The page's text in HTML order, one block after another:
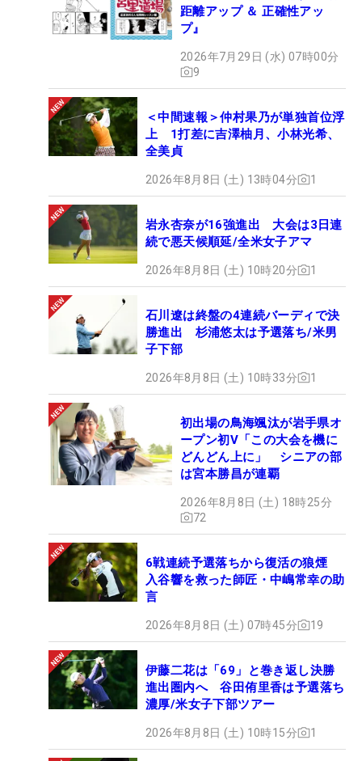
距離アップ ＆ 正確性アッ
プ』
2026年7月29日 (水) 07時00分
9
＜中間速報＞仲村果乃が単独首位浮
上 1打差に吉澤柚月、小林光希、
全美貞
2026年8月8日 (土) 13時04分 1
岩永杏奈が16強進出 大会は3日連
続で悪天候順延/全米女子アマ
2026年8月8日 (土) 10時20分 1
石川遼は終盤の4連続バーディで決
勝進出 杉浦悠太は予選落ち/米男
子下部
2026年8月8日 (土) 10時33分 1
初出場の鳥海颯汰が岩手県オ
ープン初V「この大会を機に
どんどん上に」 シニアの部
は宮本勝昌が連覇
2026年8月8日 (土) 18時25分
72
6戦連続予選落ちから復活の狼煙
入谷響を救った師匠・中嶋常幸の助
言
2026年8月8日 (土) 07時45分 19
伊藤二花は「69」と巻き返し決勝
進出圏内へ 谷田侑里香は予選落ち
濃厚/米女子下部ツアー
2026年8月8日 (土) 10時15分 1